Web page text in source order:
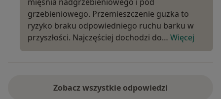
grzebieniowego. Przemieszczenie guzka to
ryzyko braku odpowiedniego ruchu barku w
przyszłości. Najczęściej dochodzi do… Więcej
Zobacz wszystkie odpowiedzi